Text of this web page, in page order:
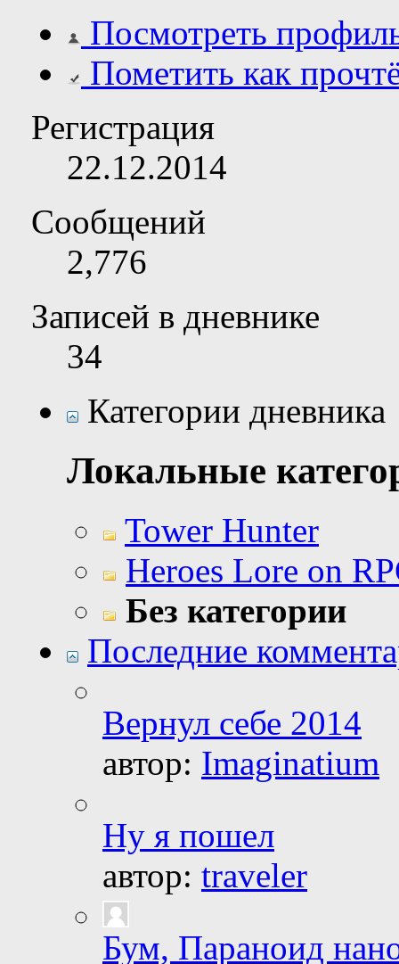
Посмотреть
Пометить как
Регистрация
22.12.2014
Сообщений
2,776
Записей в дневнике
34
Категории дневника
Локальные
Tower Hunter
Heroes Lore on
Без категории
Последние
Вернул себе 2014
автор: Imaginatium
Ну я пошел
автор: traveler
Бум, Параноид